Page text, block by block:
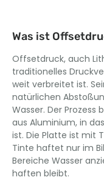
Was ist
Offsetdruck, auch
traditionelles
weit verbreitet ist.
natürlichen
Wasser. Der
aus Aluminium, in
ist. Die Platte ist mit
Tinte haftet nur im
Bereiche Wasser
haften bleibt.